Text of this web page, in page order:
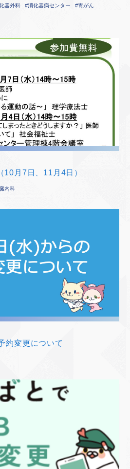
器外科 #消化器病センター #胃がん
10月7日、11月4日）
内科
約変更について